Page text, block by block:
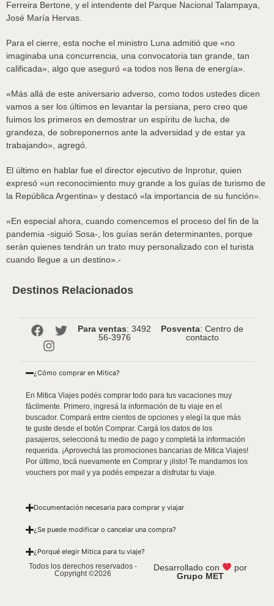
Ferreira Bertone, y el intendente del Parque Nacional Talampaya,
José María Hervas.
Para el cierre, esta noche el ministro Luna admitió que «no
imaginaba una concurrencia, una convocatoria tan grande, tan
calificada», algo que aseguró «a todos nos llena de energía».
«Más allá de este aniversario adverso, como todos ustedes dicen
vamos a ser los últimos en levantar la persiana, pero creo que
fuimos los primeros en demostrar un espíritu de lucha, de
grandeza, de sobreponernos ante la adversidad y de estar ya
trabajando», agregó.
El último en hablar fue el director ejecutivo de Inprotur, quien
expresó «un reconocimiento muy grande a los guías de turismo de
la República Argentina» y destacó «la importancia de su función».
«En especial ahora, cuando comencemos el proceso del fin de la
pandemia -siguió Sosa-, los guías serán determinantes, porque
serán quienes tendrán un trato muy personalizado con el turista
cuando llegue a un destino».-
Destinos Relacionados
Para ventas: 3492
56-3976
Posventa: Centro de
contacto
¿Cómo comprar en Mitica?
En Mitica Viajes podés comprar todo para tus vacaciones muy
fácilmente. Primero, ingresá la información de tu viaje en el
buscador. Compará entre cientos de opciones y elegí la que más
te guste desde el botón Comprar. Cargá los datos de los
pasajeros, seleccioná tu medio de pago y completá la información
requerida. ¡Aprovechá las promociones bancarias de Mitica Viajes!
Por último, tocá nuevamente en Comprar y ¡listo! Te mandamos los
vouchers por mail y ya podés empezar a disfrutar tu viaje.
Documentación necesaria para comprar y viajar
¿Se puede modificar o cancelar una compra?
¿Porqué elegir Mitica para tu viaje?
Todos los derechos reservados -
Copyright ©2026
Desarrollado con
por
Grupo MET